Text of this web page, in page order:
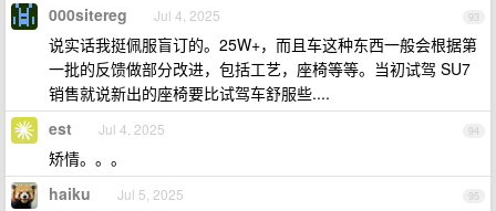
93
000sitereg Jul 4, 2025
说实话我挺佩服盲订的。25W+，而且车这种东西一般会根据第
一批的反馈做部分改进，包括工艺，座椅等等。当初试驾 SU7
销售就说新出的座椅要比试驾车舒服些....
94
est Jul 4, 2025
矫情。。。
95
haiku Jul 5, 2025